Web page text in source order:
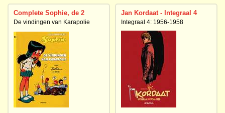
Complete Sophie, de 2
De vindingen van Karapolie
Jan Kordaat - Integraal 4
Integraal 4: 1956-1958